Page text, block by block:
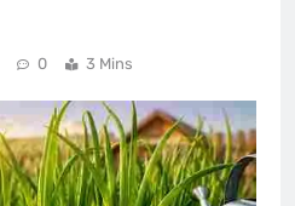
0 3 Mins